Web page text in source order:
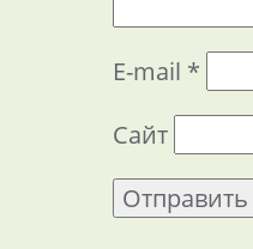
E-mail *
Сайт